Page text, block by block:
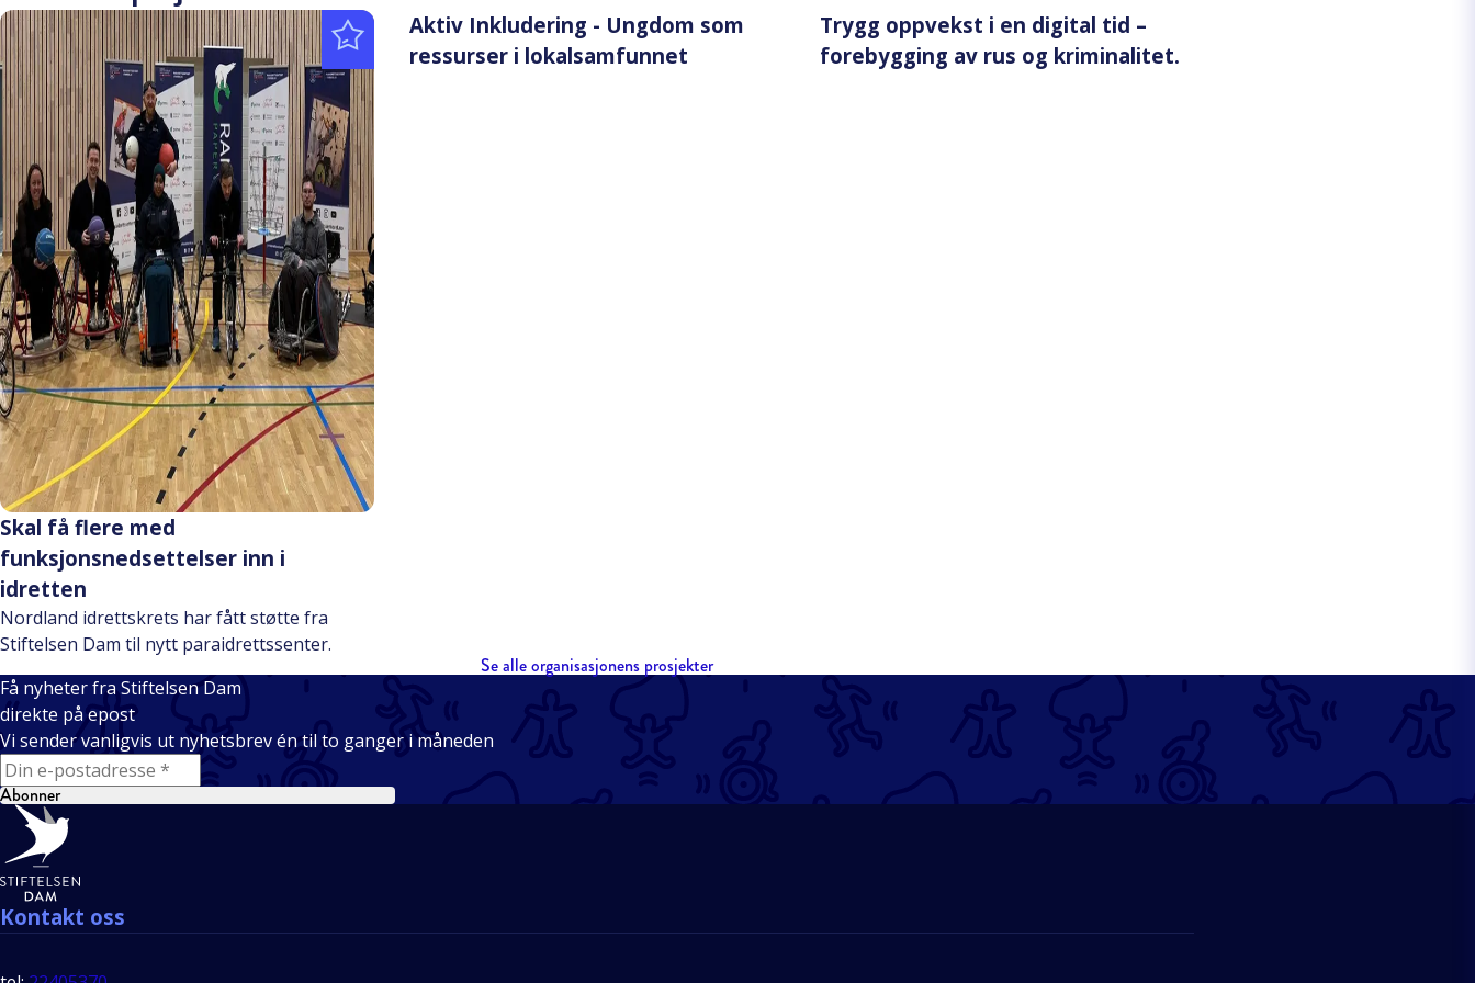
Skal få flere med
funksjonsnedsettelser inn i
idretten
Nordland idrettskrets har fått støtte fra
Stiftelsen Dam til nytt paraidrettssenter.
Aktiv Inkludering - Ungdom som
ressurser i lokalsamfunnet
Trygg oppvekst i en digital tid –
forebygging av rus og kriminalitet.
Se alle organisasjonens prosjekter
Få nyheter fra Stiftelsen Dam
direkte på epost
Vi sender vanligvis ut nyhetsbrev én til to ganger i måneden
E-mail
Abonner
Bunntekst
Kontakt oss